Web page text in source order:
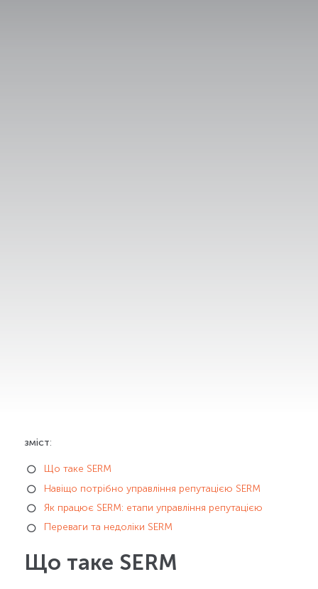
зміст:
Що таке SERM
Навіщо потрібно управління репутацією SERM
Як працює SERM: етапи управління репутацією
Переваги та недоліки SERM
Що таке SERM